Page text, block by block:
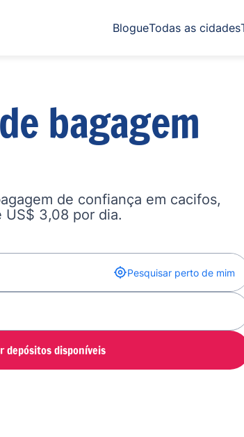
BlogueTodas as cidades
bagagem
de confiança em cacifos,
US$ 3,08 por dia.
Pesquisar perto de mim
depósitos disponíveis